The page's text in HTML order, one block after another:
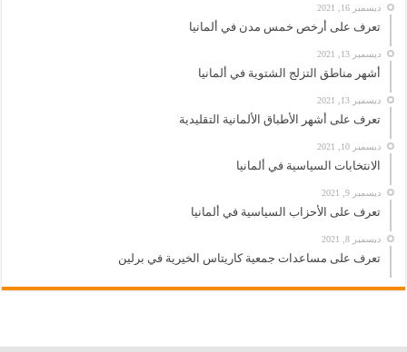
ديسمبر 16, 2021
تعرف على أرخص خمس مدن في ألمانيا
ديسمبر 13, 2021
أشهر مناطق التزلج الشتوية في ألمانيا
ديسمبر 13, 2021
تعرف على أشهر الأطباق الألمانية التقليدية
ديسمبر 10, 2021
الانتخابات السياسية في ألمانيا
ديسمبر 9, 2021
تعرف على الأحزاب السياسية في ألمانيا
ديسمبر 8, 2021
تعرف على مساعدات جمعية كاريتاس الخيرية في برلين